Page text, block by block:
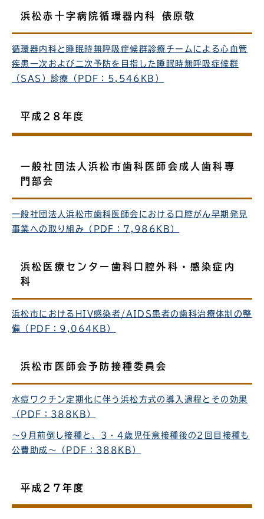
浜松赤十字病院循環器内科 俵原敬
循環器内科と睡眠時無呼吸症候群診療チームによる心血管
疾患一次および二次予防を目指した睡眠時無呼吸症候群
（SAS）診療（PDF：5,546KB）
平成28年度
一般社団法人浜松市歯科医師会成人歯科専
門部会
一般社団法人浜松市歯科医師会における口腔がん早期発見
事業への取り組み（PDF：7,986KB）
浜松医療センター歯科口腔外科・感染症内
科
浜松市におけるHIV感染者/AIDS患者の歯科治療体制の整
備（PDF：9,064KB）
浜松市医師会予防接種委員会
水痘ワクチン定期化に伴う浜松方式の導入過程とその効果
（PDF：388KB）
～9月前倒し接種と、3・4歳児任意接種後の2回目接種も
公費助成～（PDF：388KB）
平成27年度